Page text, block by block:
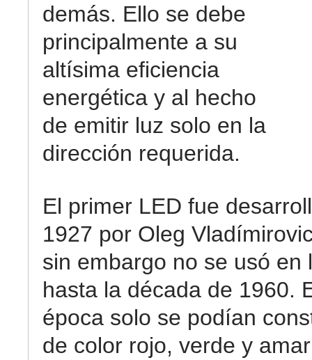
demás. Ello se debe
principalmente a su
altísima eficiencia
energética y al hecho
de emitir luz solo en la
dirección requerida.
El primer LED fue
1927 por Oleg
sin embargo no se usó en
hasta la década de 1960.
época solo se podían
de color rojo, verde y